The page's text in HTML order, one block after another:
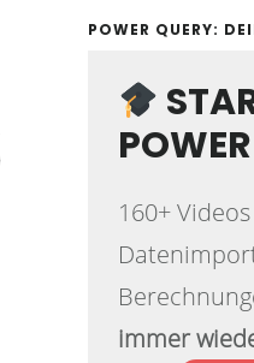
POWER QUERY:
160+
immer